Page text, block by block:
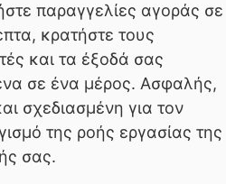
παραγγελίες αγοράς σε
κρατήστε τους
και τα έξοδά σας
σε ένα μέρος. Ασφαλής,
σχεδιασμένη για τον
της ροής εργασίας της
σας.